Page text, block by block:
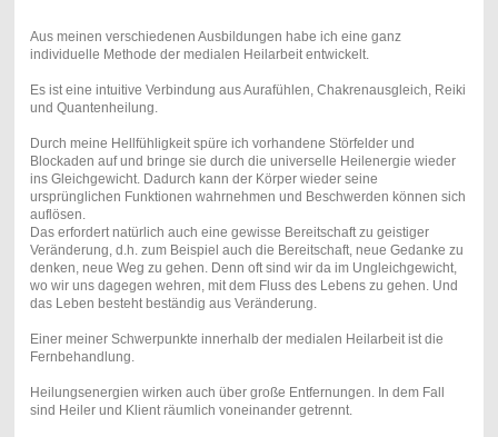
Aus meinen verschiedenen Ausbildungen habe ich eine ganz
individuelle Methode der medialen Heilarbeit entwickelt.
Es ist eine intuitive Verbindung aus Aurafühlen, Chakrenausgleich, Reiki
und Quantenheilung.
Durch meine Hellfühligkeit spüre ich vorhandene Störfelder und
Blockaden auf und bringe sie durch die universelle Heilenergie wieder
ins Gleichgewicht. Dadurch kann der Körper wieder seine
ursprünglichen Funktionen wahrnehmen und Beschwerden können sich
auflösen.
Das erfordert natürlich auch eine gewisse Bereitschaft zu geistiger
Veränderung, d.h. zum Beispiel auch die Bereitschaft, neue Gedanke zu
denken, neue Weg zu gehen. Denn oft sind wir da im Ungleichgewicht,
wo wir uns dagegen wehren, mit dem Fluss des Lebens zu gehen. Und
das Leben besteht beständig aus Veränderung.
Einer meiner Schwerpunkte innerhalb der medialen Heilarbeit ist die
Fernbehandlung.
Heilungsenergien wirken auch über große Entfernungen. In dem Fall
sind Heiler und Klient räumlich voneinander getrennt.